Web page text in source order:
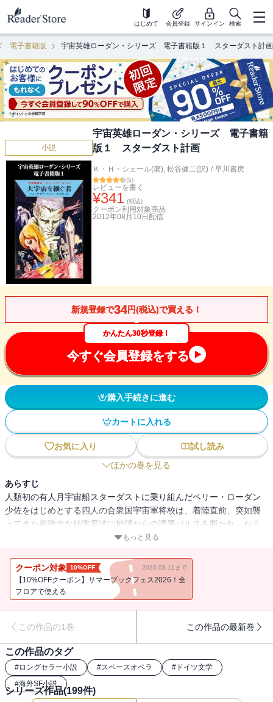
はじめて 会員登録 サインイン 検索
電子書籍版 宇宙英雄ローダン・シリーズ 電子書籍版１ スターダスト計画
小説
宇宙英雄ローダン・シリーズ 電子書籍
版１ スターダスト計画
Ｋ・Ｈ・シェール(著), 松谷健二(訳) / 早川書房
(5)
レビューを書く
¥341 (税込)
クーポン利用対象商品
2012年08月10日 配信
新規登録で34円(税込)で買える！
かんたん30秒登録！
今すぐ会員登録をする
購入手続きに進む
カートに入れる
お気に入り
試し読み
ほかの巻を見る
あらすじ
人類初の有人月宇宙船スターダストに乗り組んだペリー・ローダン
少佐をはじめとする四人の合衆国宇宙軍将校は、着陸直前、突如襲
ってきた超強力な妨害電波に地球からの誘導パルスを断たれ、かろ
うじて月面に不時着する。彼らはそこで、人知を超えた途方もない
決まったのだった……！邦訳版400巻を超え、現在も刊行中の長大な
物語、貴重な開幕篇が電子書籍として登場！（※通常書籍版第１巻
第１話収録／電子書籍版には口絵・挿絵が収録されておりません）
もっと見る
クーポン対象 10%OFF 2026.08.11まで
【10%OFFクーポン】サマーブックフェス2026！全
フロアで使える
この作品の1巻 この作品の最新巻
この作品のタグ
#ロングセラー小説 #スペースオペラ # ドイツ文学
#海外SF小説
シリーズ作品(199件)